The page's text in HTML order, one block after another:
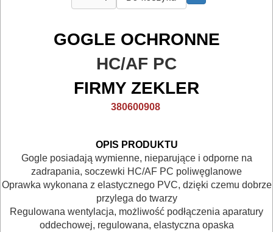
POMIAROWE
NARZĘDZIA
BUDOWLANE
ELEKTRY..
MASZYNKI
URZĄDZENIA
BUDOWLANE
MASZYNY
GOGLE OCHRONNE
HC/AF PC
FIRMY ZEKLER
380600908
OPIS PRODUKTU
Gogle posiadają wymienne, nieparujące i odporne na
zadrapania, soczewki HC/AF PC poliwęglanowe
Oprawka wykonana z elastycznego PVC, dzięki czemu dobrze
przylega do twarzy
Regulowana wentylacja, możliwość podłączenia aparatury
oddechowej, regulowana, elastyczna opaska